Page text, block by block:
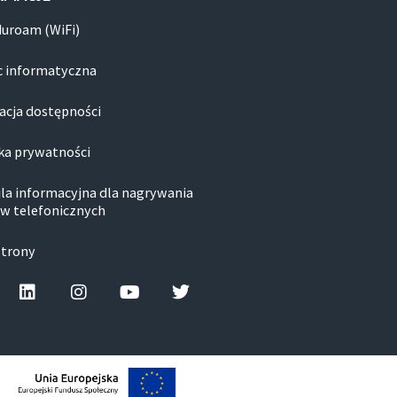
(WiFi)
informatyczna
dostępności
prywatności
informacyjna dla nagrywania
telefonicznych
f
LinkedinInstagramYoutubeTwitter